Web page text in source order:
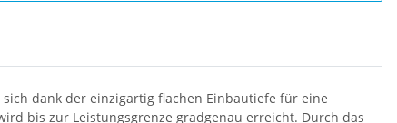
dank der einzigartig flachen Einbautiefe für eine
bis zur Leistungsgrenze gradgenau erreicht. Durch das